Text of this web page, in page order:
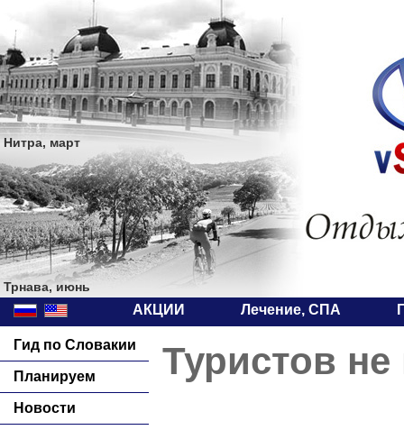
Нитра, март
Трнава, июнь
АКЦИИ Лечение, СПА
Гид по Словакии
Планируем
Новости
Туристов